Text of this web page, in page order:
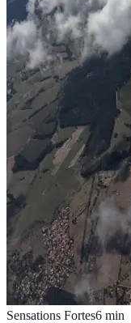
Sensations Fortes6 min